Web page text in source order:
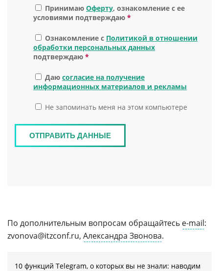
По дополнительным вопросам обращайтесь e-mail:
zvonova@itzconf.ru, Александра Звонова.
10 функций Telegram, о которых вы не знали: наводим